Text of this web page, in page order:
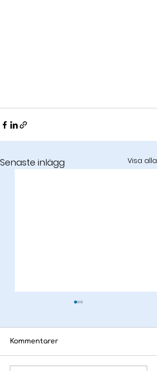
Senaste inlägg Visa alla
Det här är Adpin
Kommentarer